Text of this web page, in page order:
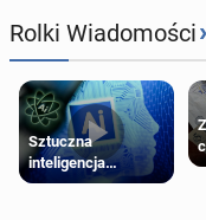
Rolki Wiadomości›
Sztuczna
inteligencja
próbowała oszukać